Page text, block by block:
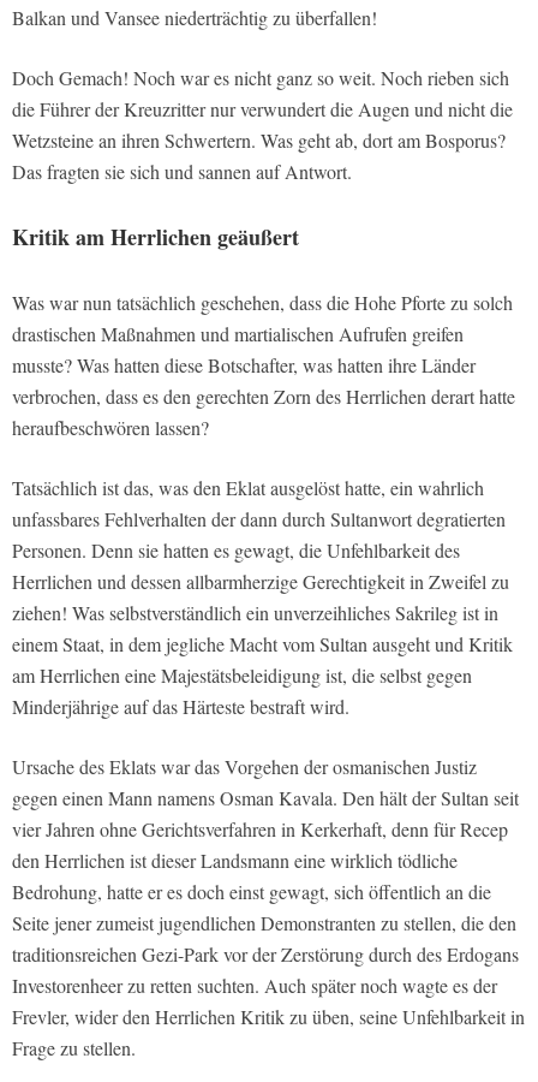
Balkan und Vansee niederträchtig zu überfallen!
Doch Gemach! Noch war es nicht ganz so weit. Noch rieben sich
die Führer der Kreuzritter nur verwundert die Augen und nicht die
Wetzsteine an ihren Schwertern. Was geht ab, dort am Bosporus?
Das fragten sie sich und sannen auf Antwort.
Kritik am Herrlichen geäußert
Was war nun tatsächlich geschehen, dass die Hohe Pforte zu solch
drastischen Maßnahmen und martialischen Aufrufen greifen
musste? Was hatten diese Botschafter, was hatten ihre Länder
verbrochen, dass es den gerechten Zorn des Herrlichen derart hatte
heraufbeschwören lassen?
Tatsächlich ist das, was den Eklat ausgelöst hatte, ein wahrlich
unfassbares Fehlverhalten der dann durch Sultanwort degratierten
Personen. Denn sie hatten es gewagt, die Unfehlbarkeit des
Herrlichen und dessen allbarmherzige Gerechtigkeit in Zweifel zu
ziehen! Was selbstverständlich ein unverzeihliches Sakrileg ist in
einem Staat, in dem jegliche Macht vom Sultan ausgeht und Kritik
am Herrlichen eine Majestätsbeleidigung ist, die selbst gegen
Minderjährige auf das Härteste bestraft wird.
Ursache des Eklats war das Vorgehen der osmanischen Justiz
gegen einen Mann namens Osman Kavala. Den hält der Sultan seit
vier Jahren ohne Gerichtsverfahren in Kerkerhaft, denn für Recep
den Herrlichen ist dieser Landsmann eine wirklich tödliche
Bedrohung, hatte er es doch einst gewagt, sich öffentlich an die
Seite jener zumeist jugendlichen Demonstranten zu stellen, die den
traditionsreichen Gezi-Park vor der Zerstörung durch des Erdogans
Investorenheer zu retten suchten. Auch später noch wagte es der
Frevler, wider den Herrlichen Kritik zu üben, seine Unfehlbarkeit in
Frage zu stellen.